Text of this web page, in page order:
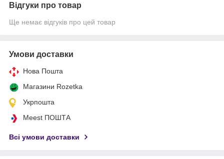
Відгуки про товар
Ще немає відгуків про цей товар
Умови доставки
Нова Пошта
Магазини Rozetka
Укрпошта
Meest ПОШТА
Всі умови доставки